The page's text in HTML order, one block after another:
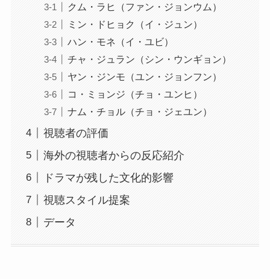
クム・ラヒ（ファン・ジョンウム）
ミン・ドヒョク（イ・ジュン）
ハン・モネ（イ・ユビ）
チャ・ジュラン（シン・ウンギョン）
ヤン・ジンモ（ユン・ジョンフン）
コ・ミョンジ（チョ・ユンヒ）
ナム・チョル（チョ・ジェユン）
視聴者の評価
海外の視聴者からの反応紹介
ドラマが残した文化的影響
視聴スタイル提案
データ